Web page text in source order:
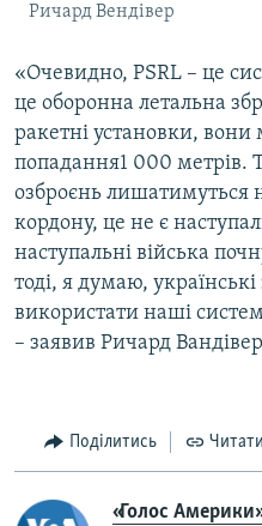
Ричард Вендівер
«Очевидно, PSRL – це
це оборонна летальна
ракетні установки,
попадання1 000 метрів.
озброєнь лишатимуться
кордону, це не є
наступальні війська
тоді, я думаю,
використати наші
– заявив Ричард
Поділитись
«Голос Америки»